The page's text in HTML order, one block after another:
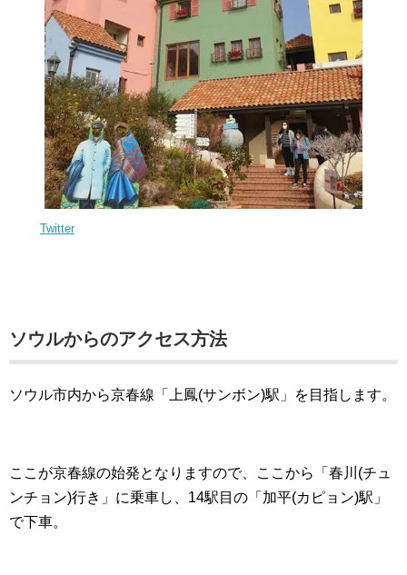
Twitter
ソウルからのアクセス方法
ソウル市内から京春線「上鳳(サンボン)駅」を目指します。
ここが京春線の始発となりますので、ここから「春川(チュ
ンチョン)行き」に乗車し、14駅目の「加平(カピョン)駅」
で下車。